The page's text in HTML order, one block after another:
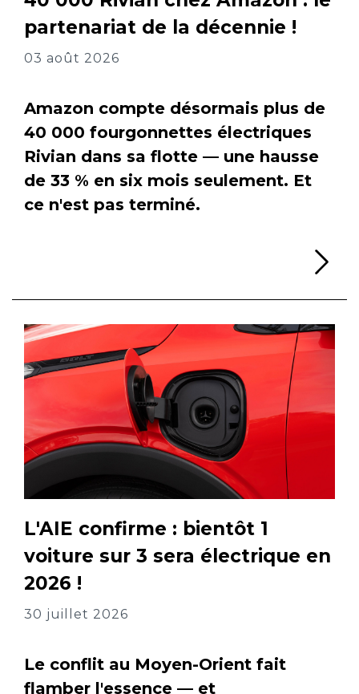
partenariat de la décennie !
03 août 2026
Amazon compte désormais plus de
40 000 fourgonnettes électriques
Rivian dans sa flotte — une hausse
de 33 % en six mois seulement. Et
ce n'est pas terminé.
L'AIE confirme : bientôt 1
voiture sur 3 sera électrique en
2026 !
30 juillet 2026
Le conflit au Moyen-Orient fait
flamber l'essence — et